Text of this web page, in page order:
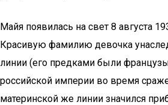
Майя появилась на свет 8 августа
Красивую фамилию девочка
линии (его предками были
российской империи во время
материнской же линии значился